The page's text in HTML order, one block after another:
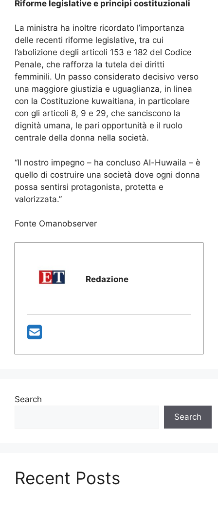
Riforme legislative e principi costituzionali
La ministra ha inoltre ricordato l’importanza
delle recenti riforme legislative, tra cui
l’abolizione degli articoli 153 e 182 del Codice
Penale, che rafforza la tutela dei diritti
femminili. Un passo considerato decisivo verso
una maggiore giustizia e uguaglianza, in linea
con la Costituzione kuwaitiana, in particolare
con gli articoli 8, 9 e 29, che sanciscono la
dignità umana, le pari opportunità e il ruolo
centrale della donna nella società.
“Il nostro impegno – ha concluso Al-Huwaila – è
quello di costruire una società dove ogni donna
possa sentirsi protagonista, protetta e
valorizzata.”
Fonte Omanobserver
Redazione
Search
Search
Recent Posts